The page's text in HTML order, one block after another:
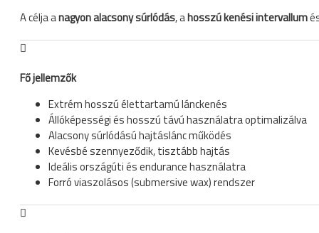
A célja anagyon alacsony súrlódás, ahosszú kenési intervallum
Fő jellemzők
Extrém hosszú élettartamú lánckenés
Állóképességi és hosszú távú használatra optimalizálva
Alacsony súrlódású hajtáslánc működés
Kevésbé szennyeződik, tisztább hajtás
Ideális országúti és endurance használatra
Forró viaszolásos (submersive wax) rendszer